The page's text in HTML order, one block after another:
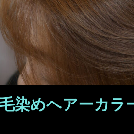
染めヘアーカ